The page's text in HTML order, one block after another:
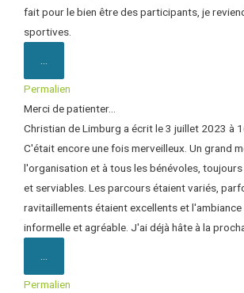
fait pour le bien être des participants, je
sportives.
Permalien
Merci de patienter...
Christian deLimburg a écrit le3 juillet 2023 à
C'était encore une fois merveilleux. Un grand
l'organisation et à tous les bénévoles, toujours
et serviables. Les parcours étaient variés,
ravitaillements étaient excellents et
informelle et agréable. J'ai déjà hâte à la
Permalien